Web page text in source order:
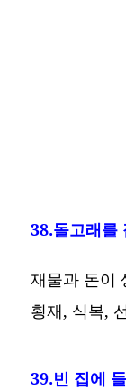
38.돌고래를
재물과 돈이
횡재, 식복,
39.빈 집에